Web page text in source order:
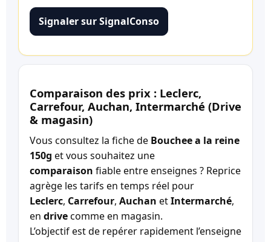
Signaler sur SignalConso
Comparaison des prix : Leclerc,
Carrefour, Auchan, Intermarché (Drive
& magasin)
Vous consultez la fiche de Bouchee a la reine
150g et vous souhaitez une
comparaison fiable entre enseignes ? Reprice
agrège les tarifs en temps réel pour
Leclerc, Carrefour, Auchan etIntermarché,
en drivecomme en magasin.
L’objectif est de repérer rapidement l’enseigne